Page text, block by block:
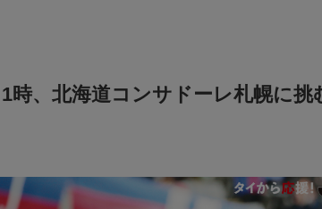
時、北海道コンサドーレ札幌に挑